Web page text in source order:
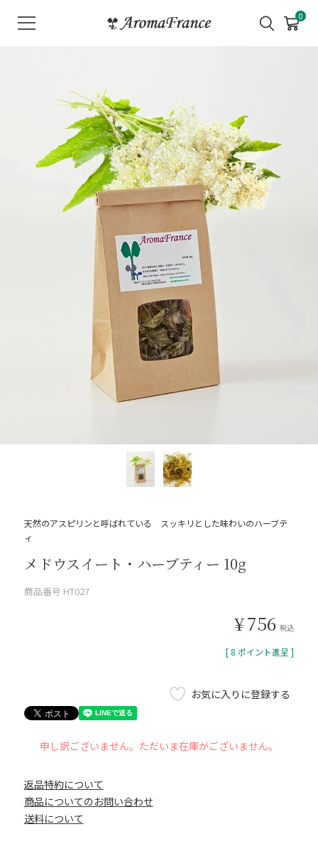
メ
ニ
0
天然のアスピリンと呼ばれている スッキリとした味わいのハーブテ
ィ
メドウスイート・ハーブティー 10g
商品番号 HT027
¥756 税込
[ 8 ポイント進呈 ]
お気に入りに登録する
申し訳ございません。ただいま在庫がございません。
返品特約について
商品についてのお問い合わせ
送料について